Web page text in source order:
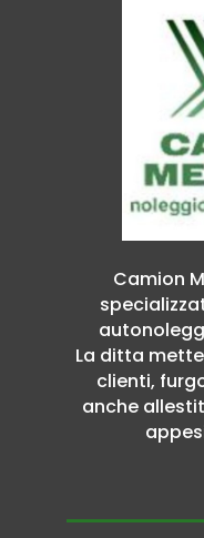
Camion
La ditta
clienti,
anche